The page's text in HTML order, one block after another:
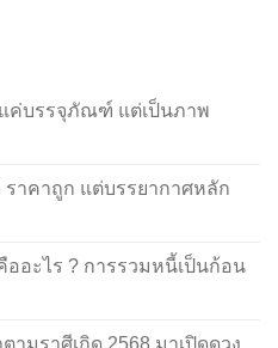
ค่บรรจุภัณฑ์ แต่เป็นภาพ
าคาถูก แต่บรรยากาศหลัก
ออะไร ? การรวมหนี้เป็นก้อน
ามราศีเกิด 2568 มาเปิดดวง